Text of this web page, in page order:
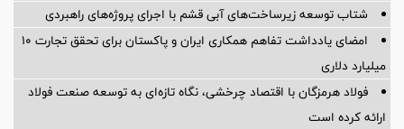
شتاب توسعه زیرساخت‌های آبی قشم با اجرای پروژه‌های راهبردی
امضای یادداشت تفاهم همکاری ایران و پاکستان برای تحقق تجارت ۱۰
میلیارد دلاری
فولاد هرمزگان با اقتصاد چرخشی، نگاه تازه‌ای به توسعه صنعت فولاد
ارائه کرده است